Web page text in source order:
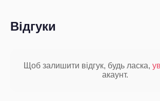
Відгуки
Щоб залишити відгук, будь ласка,
акаунт.